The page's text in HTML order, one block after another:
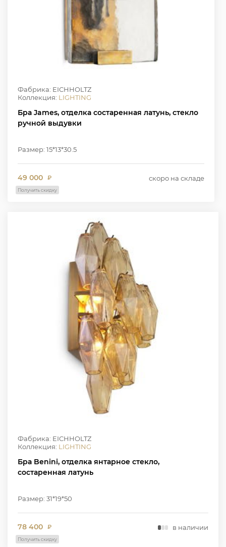
Фабрика: EICHHOLTZ
Коллекция: LIGHTING
Бра James, отделка состаренная латунь, стекло
ручной выдувки
Размер: 15*13*30.5
49 000 ₽ скоро на складе
Получить скидку
Фабрика: EICHHOLTZ
Коллекция: LIGHTING
Бра Benini, отделка янтарное стекло,
состаренная латунь
Размер: 31*19*50
78 400 ₽ в наличии
Получить скидку